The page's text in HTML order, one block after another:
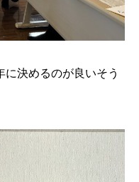
決めるのが良いそう